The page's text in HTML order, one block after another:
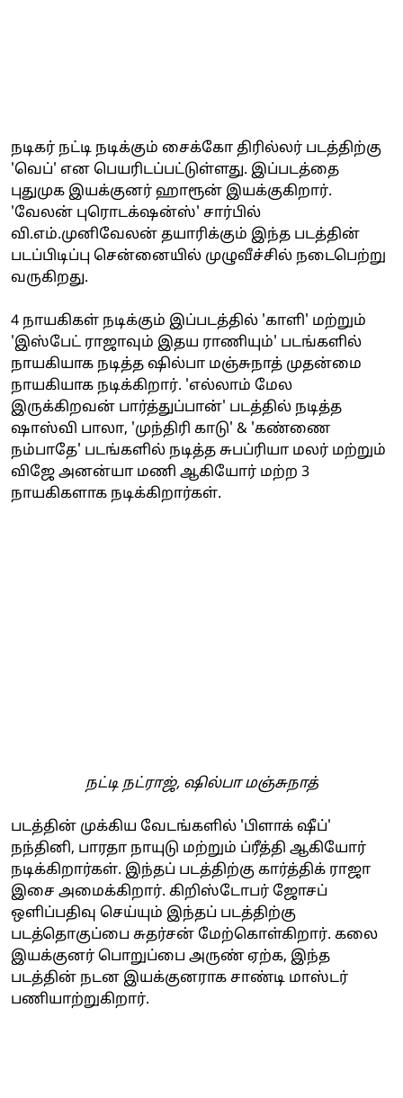
நடிகர் நட்டி நடிக்கும் சைக்கோ திரில்லர் படத்திற்கு
'வெப்' என பெயரிடப்பட்டுள்ளது. இப்படத்தை
புதுமுக இயக்குனர் ஹாரூன் இயக்குகிறார்.
'வேலன் புரொடக்‌ஷன்ஸ்' சார்பில்
வி.எம்.முனிவேலன் தயாரிக்கும் இந்த படத்தின்
படப்பிடிப்பு சென்னையில் முழுவீச்சில் நடைபெற்று
வருகிறது.
4 நாயகிகள் நடிக்கும் இப்படத்தில் 'காளி' மற்றும்
'இஸ்பேட் ராஜாவும் இதய ராணியும்' படங்களில்
நாயகியாக நடித்த ஷில்பா மஞ்சுநாத் முதன்மை
நாயகியாக நடிக்கிறார். 'எல்லாம் மேல
இருக்கிறவன் பார்த்துப்பான்' படத்தில் நடித்த
ஷாஸ்வி பாலா, 'முந்திரி காடு' & 'கண்ணை
நம்பாதே' படங்களில் நடித்த சுபப்ரியா மலர் மற்றும்
விஜே அனன்யா மணி ஆகியோர் மற்ற 3
நாயகிகளாக நடிக்கிறார்கள்.
நட்டி நட்ராஜ், ஷில்பா மஞ்சுநாத்
படத்தின் முக்கிய வேடங்களில் 'பிளாக் ஷீப்'
நந்தினி, பாரதா நாயுடு மற்றும் ப்ரீத்தி ஆகியோர்
நடிக்கிறார்கள். இந்தப் படத்திற்கு கார்த்திக் ராஜா
இசை அமைக்கிறார். கிறிஸ்டோபர் ஜோசப்
ஒளிப்பதிவு செய்யும் இந்தப் படத்திற்கு
படத்தொகுப்பை சுதர்சன் மேற்கொள்கிறார். கலை
இயக்குனர் பொறுப்பை அருண் ஏற்க, இந்த
படத்தின் நடன இயக்குனராக சாண்டி மாஸ்டர்
பணியாற்றுகிறார்.